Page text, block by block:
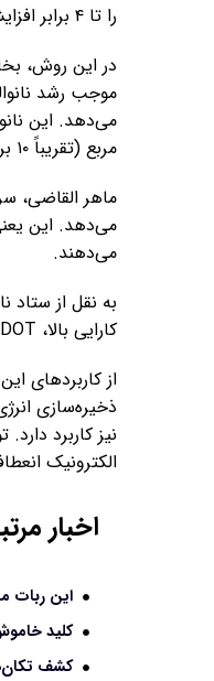
را تا ۴ برابر افزایش می‌دهد.
مربع (تقریباً ۱۰ برابر نمونه‌های قدیمی) ارتقاء می‌دهند.
ماهر القاضی،
می‌دهد. این
می‌دهند.
کارایی بالا، PEDOT مبتنی بر گرافن را به گزینه‌ای ایده‌آل برای صنعت انرژی سبز تبدیل کرده است.
از کاربردهای
ذخیره‌سازی
نیز کاربرد
الکترونیک
اخبار
این ربات
کلید
کشف